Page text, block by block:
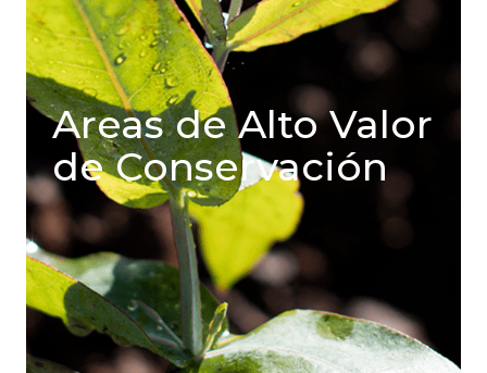
Areas de Alto Valor
de Conservación